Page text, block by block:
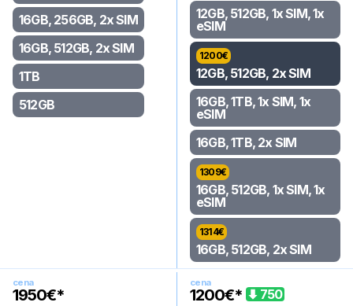
16GB, 256GB, 2x SIM
16GB, 512GB, 2x SIM
1TB
512GB
12GB, 512GB, 1x SIM, 1x
eSIM
1200€
12GB, 512GB, 2x SIM
16GB, 1TB, 1x SIM, 1x
eSIM
16GB, 1TB, 2x SIM
1309€
16GB, 512GB, 1x SIM, 1x
eSIM
1314€
16GB, 512GB, 2x SIM
cena
1950€*
cena
1200€* 750